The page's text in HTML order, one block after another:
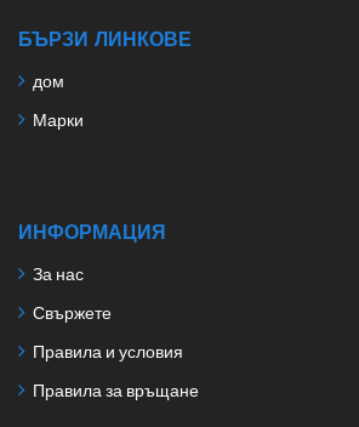
БЪРЗИ ЛИНКОВЕ
дом
Марки
ИНФОРМАЦИЯ
За нас
Свържете
Правила и условия
Правила за връщане